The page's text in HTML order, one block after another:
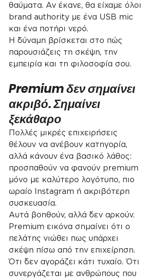
θαύματα. Αν έκανε, θα είχαμε όλοι
brand authority με ένα USB mic
και ένα ποτήρι νερό.
Η δύναμη βρίσκεται στο πώς
παρουσιάζεις τη σκέψη, την
εμπειρία και τη φιλοσοφία σου.
Premium δεν σημαίνει
ακριβό. Σημαίνει
ξεκάθαρο
Πολλές μικρές επιχειρήσεις
θέλουν να ανέβουν κατηγορία,
αλλά κάνουν ένα βασικό λάθος:
προσπαθούν να φανούν premium
μόνο με καλύτερο λογότυπο, πιο
ωραίο Instagram ή ακριβότερη
συσκευασία.
Αυτά βοηθούν, αλλά δεν αρκούν.
Premium εικόνα σημαίνει ότι ο
πελάτης νιώθει πως υπάρχει
σκέψη πίσω από την επιχείρηση.
Ότι δεν αγοράζει κάτι τυχαίο. Ότι
συνεργάζεται με ανθρώπους που